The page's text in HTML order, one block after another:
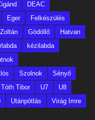
DEAC
Eger
Felkészülés
Gödöllő
Hatvan
kézilabda
Szolnok
Sényő
Tóth Tibor U7
U8
Utánpótlás
Virág Imre